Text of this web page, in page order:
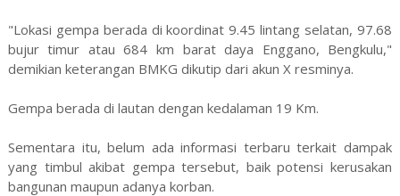
"Lokasi gempa berada di koordinat 9.45 lintang selatan, 97.68
bujur timur atau 684 km barat daya Enggano, Bengkulu,"
demikian keterangan BMKG dikutip dari akun X resminya.
Gempa berada di lautan dengan kedalaman 19 Km.
Sementara itu, belum ada informasi terbaru terkait dampak
yang timbul akibat gempa tersebut, baik potensi kerusakan
bangunan maupun adanya korban.